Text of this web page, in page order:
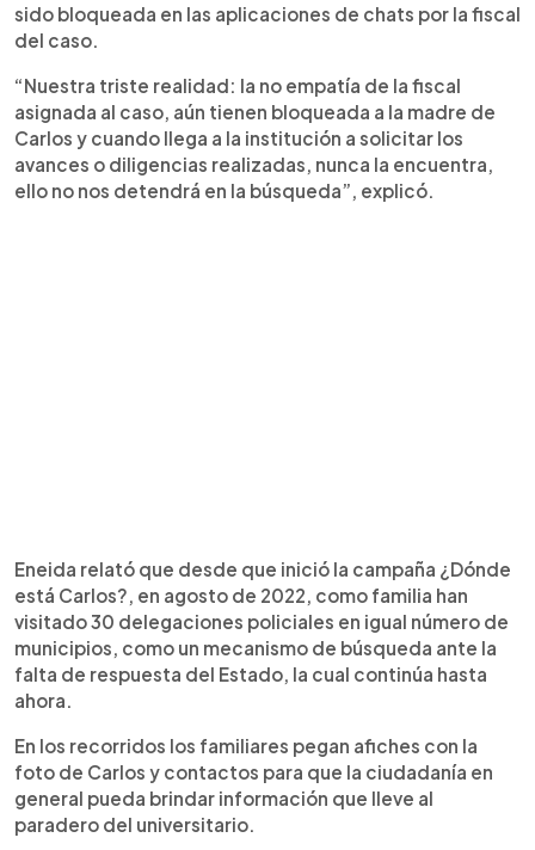
sido bloqueada en las aplicaciones de chats por la fiscal
del caso.
“Nuestra triste realidad: la no empatía de la fiscal
asignada al caso, aún tienen bloqueada a la madre de
Carlos y cuando llega a la institución a solicitar los
avances o diligencias realizadas, nunca la encuentra,
ello no nos detendrá en la búsqueda”, explicó.
Eneida relató que desde que inició la campaña ¿Dónde
está Carlos?, en agosto de 2022, como familia han
visitado 30 delegaciones policiales en igual número de
municipios, como un mecanismo de búsqueda ante la
falta de respuesta del Estado, la cual continúa hasta
ahora.
En los recorridos los familiares pegan afiches con la
foto de Carlos y contactos para que la ciudadanía en
general pueda brindar información que lleve al
paradero del universitario.